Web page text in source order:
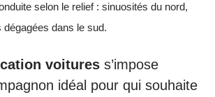
selon le relief : sinuosités du nord,
dégagées dans le sud.
voitures s’impose
idéal pour qui souhaite